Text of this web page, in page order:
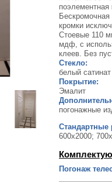
поэлементная
Бескромочная
кромки
Стоевые 110
мдф, с
клеев. Без
Стекло:
белый сатинат
Покрытие:
Эмалит
погонажные
Стандартные
600х2000;
Погонаж